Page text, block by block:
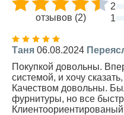
отзывов (2)
2
1
Таня 06.08.2024
Покупкой довольны.
системой, и хочу
Качеством довольны.
фурнитуры, но все